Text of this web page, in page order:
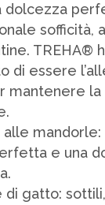
dolcezza
sofficità,
TREHA®
di essere
mantenere
alle mandorle:
e una
di gatto: